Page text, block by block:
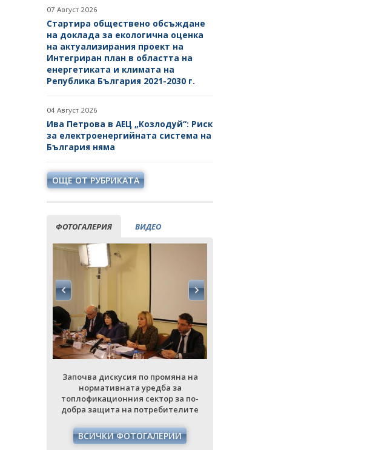
ПОКАНИ НА ТЪРГОВСКИ
ДРУЖЕСТВА ЗА ПРЕДОСТАВЯНЕ
НА ФИНАНСОВИ УСЛУГИ
ДРУГИ
07 Август 2026
Стартира обществено обсъждане
на доклада за екологична оценка
на актуализирания проект на
Интегриран план в областта на
енергетиката и климата на
Република България 2021-2030 г.
04 Август 2026
Ива Петрова в АЕЦ „Козлодуй“: Риск
за електроенергийната система на
България няма
ОЩЕ ОТ РУБРИКАТА
ФОТОГАЛЕРИЯ ВИДЕО
Започва дискусия по промяна на
нормативната уредба за
топлофикационния сектор за по-
добра защита на потребителите
ВСИЧКИ ФОТОГАЛЕРИИ